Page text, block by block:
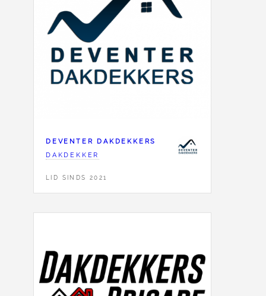
DEVENTER DAKDEKKERS
DAKDEKKER
LID SINDS 2021